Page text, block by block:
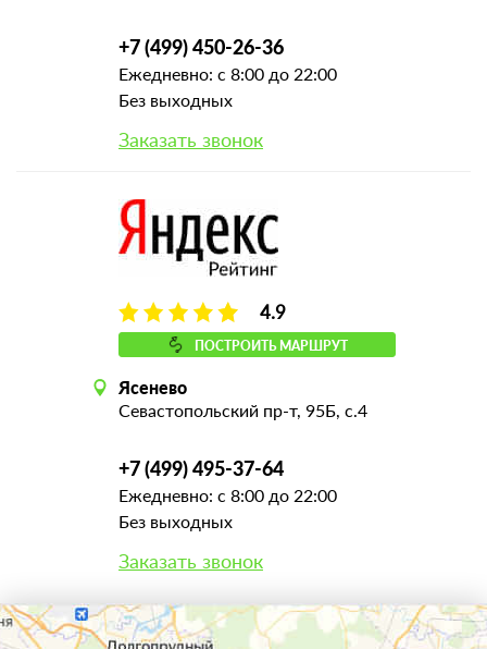
+7 (499) 450-26-36
Ежедневно: с 8:00 до 22:00
Без выходных
Заказать звонок
4.9
ПОСТРОИТЬ МАРШРУТ
Ясенево
Севастопольский пр-т, 95Б, с.4
+7 (499) 495-37-64
Ежедневно: с 8:00 до 22:00
Без выходных
Заказать звонок